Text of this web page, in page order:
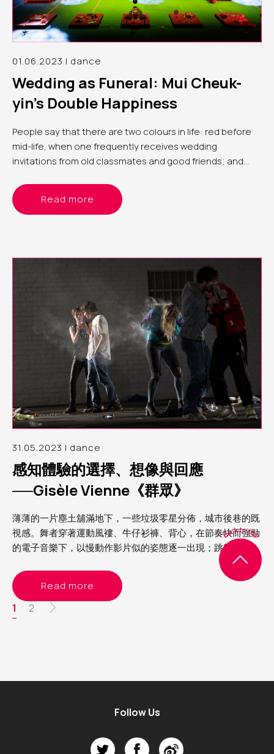
01.06.2023 | dance
Wedding as Funeral: Mui Cheuk-
yin’s Double Happiness
People say that there are two colours in life: red before
mid-life, when one frequently receives wedding
invitations from old classmates and good friends; and
older generation at funerals
Read more
31.05.2023 | dance
感知體驗的選擇、想像與回應
──Gisèle Vienne《群眾》
薄薄的一片塵土舖滿地下，一些垃圾零星分佈，城市後巷的既
視感。舞者穿著運動風褸、牛仔衫褲、背心，在節奏快而強勁
的電子音樂下，以慢動作影片似的姿態逐一出現；跳舞、喝
酒、擁抱、狂歡，呈現的整個畫面既熟悉又陌生，在我眼中，
這就是我經歷過 Rave party（銳舞派對）的模樣
Read more
Pagination
Current
page
1 Page
2
Follow Us